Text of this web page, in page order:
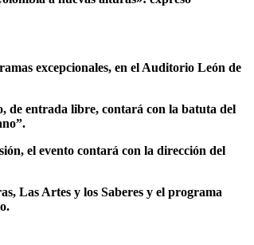
excepcionales, en el Auditorio León de
de entrada libre, contará con la batuta del
el evento contará con la dirección del
Las Artes y los Saberes y el programa